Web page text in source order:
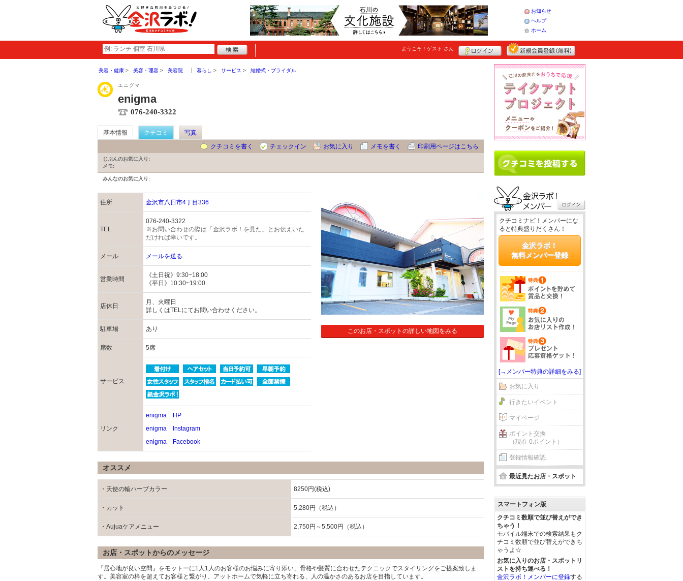
お知らせ
ヘルプ
ホーム
ようこそ！ ゲスト さん
美容・健康 美容・理容 美容院 暮らし サービス 結婚式・ブライダル
エニグマ
enigma
076-240-3322
基本情報 クチコミ
写真
クチコミを書く
チェックイン お気に入り メモを書く 印刷用ページはこちら
じぶんのお気に入り:
メモ:
みんなのお気に入り:
住所 金沢市八日市4丁目336
TEL
076-240-3322
※お問い合わせの際は「金沢ラボ！を見た」とお伝えいた
だければ幸いです。
メール メールを送る
営業時間
《土日祝》9:30~18:00
《平日》10:30~19:00
店休日
月、火曜日
詳しくはTELにてお問い合わせください。
駐車場 あり
席数 5席
サービス
リンク
enigma HP
enigma Instagram
enigma Facebook
このお店・スポットの詳しい地図をみる
オススメ
・天使の輪ハーブカラー 8250円(税込)
・カット 5,280円（税込）
・Aujuaケアメニュー 2,750円～5,500円（税込）
お店・スポットからのメッセージ
『居心地が良い空間』をモットーに1人1人のお客様のお悩みに寄り添い、骨格や髪質に合わせたテクニックでスタイリングをご提案致しま
す。美容室の枠を超えてお客様と繋がり、アットホームで気軽に立ち寄れる、人の温かさのあるお店を目指しています。
クチコミナビ！メンバーにな
ると特典盛りだくさん！
金沢ラボ！
無料メンバー登録
[→メンバー特典の詳細をみる]
お気に入り
行きたいイベント
マイページ
ポイント交換
（現在 0ポイント）
登録情報確認
最近見たお店・スポット
スマートフォン版
クチコミ数順で並び替えができ
ちゃう！
モバイル端末での検索結果もク
チコミ数順で並び替えができち
ゃうよ☆
お気に入りのお店・スポットリ
ストを持ち運べる！
金沢ラボ！メンバーに登録する